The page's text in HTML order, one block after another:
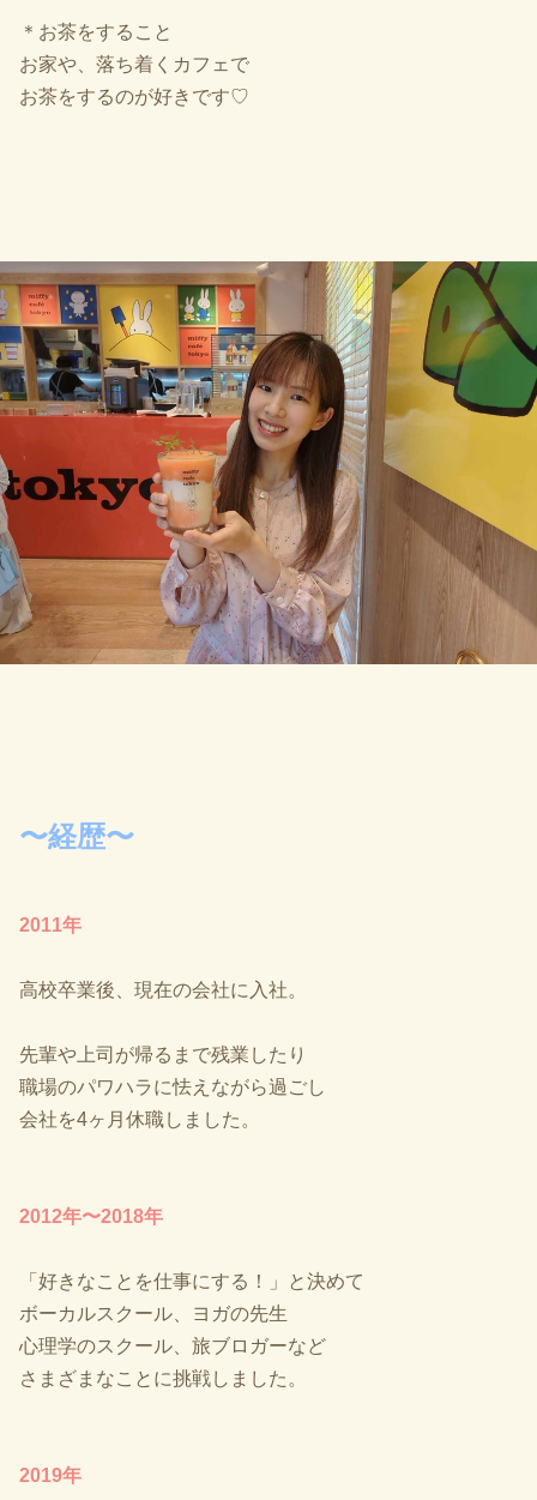
＊お茶をすること
お家や、落ち着くカフェで
お茶をするのが好きです♡
〜経歴〜
2011年
高校卒業後、現在の会社に入社。
先輩や上司が帰るまで残業したり
職場のパワハラに怯えながら過ごし
会社を4ヶ月休職しました。
2012年〜2018年
「好きなことを仕事にする！」と決めて
ボーカルスクール、ヨガの先生
心理学のスクール、旅ブロガーなど
さまざまなことに挑戦しました。
2019年